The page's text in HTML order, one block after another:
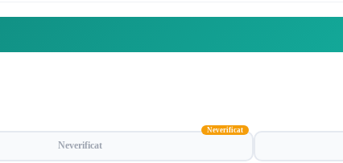
Neverificat
Neverificat